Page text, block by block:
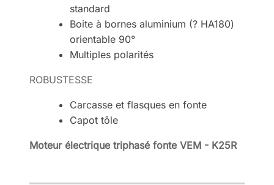
standard
Boite à bornes aluminium (? HA180)
orientable 90°
Multiples polarités
ROBUSTESSE
Carcasse et flasques en fonte
Capot tôle
Moteur électrique triphasé fonte VEM - K25R